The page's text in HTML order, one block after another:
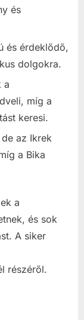
és
és érdeklődő,
dolgokra.
a
míg a
keresi.
az Ikrek
a Bika
a
és sok
A siker
részéről.